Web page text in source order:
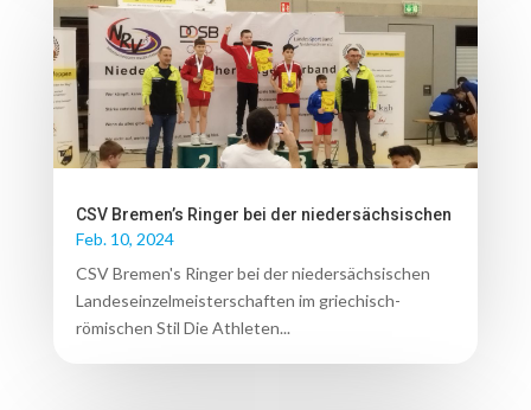
CSV Bremen’s Ringer bei der niedersächsischen
Feb. 10, 2024
CSV Bremen's Ringer bei der niedersächsischen
Landeseinzelmeisterschaften im griechisch-
römischen Stil Die Athleten...